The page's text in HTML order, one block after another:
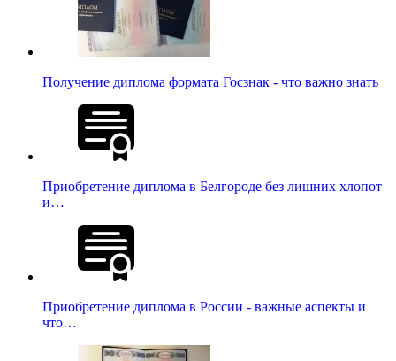
Получение диплома формата Госзнак - что важно знать
Приобретение диплома в Белгороде без лишних хлопот
и…
Приобретение диплома в России - важные аспекты и
что…